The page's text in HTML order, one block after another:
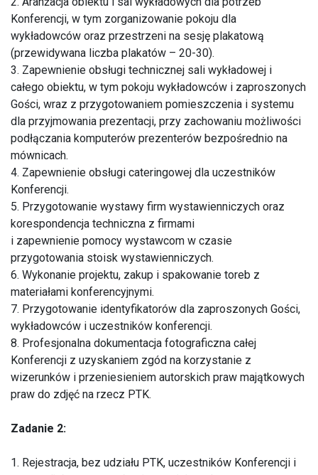
Konferencji, w tym zorganizowanie pokoju dla
wykładowców oraz przestrzeni na sesję plakatową
(przewidywana liczba plakatów – 20-30).
3. Zapewnienie obsługi technicznej sali wykładowej i
całego obiektu, w tym pokoju wykładowców i zaproszonych
Gości, wraz z przygotowaniem pomieszczenia i systemu
dla przyjmowania prezentacji, przy zachowaniu możliwości
podłączania komputerów prezenterów bezpośrednio na
mównicach.
4. Zapewnienie obsługi cateringowej dla uczestników
Konferencji.
5. Przygotowanie wystawy firm wystawienniczych oraz
korespondencja techniczna z firmami
i zapewnienie pomocy wystawcom w czasie
przygotowania stoisk wystawienniczych.
6. Wykonanie projektu, zakup i spakowanie toreb z
materiałami konferencyjnymi.
7. Przygotowanie identyfikatorów dla zaproszonych Gości,
wykładowców i uczestników konferencji.
8. Profesjonalna dokumentacja fotograficzna całej
Konferencji z uzyskaniem zgód na korzystanie z
wizerunków i przeniesieniem autorskich praw majątkowych
praw do zdjęć na rzecz PTK.
Zadanie 2:
1. Rejestracja, bez udziału PTK, uczestników Konferencji i